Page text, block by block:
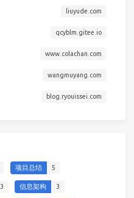
liuyude.com
qcyblm.gitee.io
www.colachan.com
wangmuyang.com
blog.ryouissei.com
项目总结 5
3 信息架构 3